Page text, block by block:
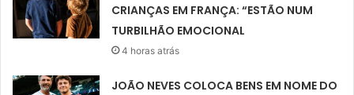
CRIANÇAS EM FRANÇA: “ESTÃO NUM
TURBILHÃO EMOCIONAL
4 horas atrás
JOÃO NEVES COLOCA BENS EM NOME DO